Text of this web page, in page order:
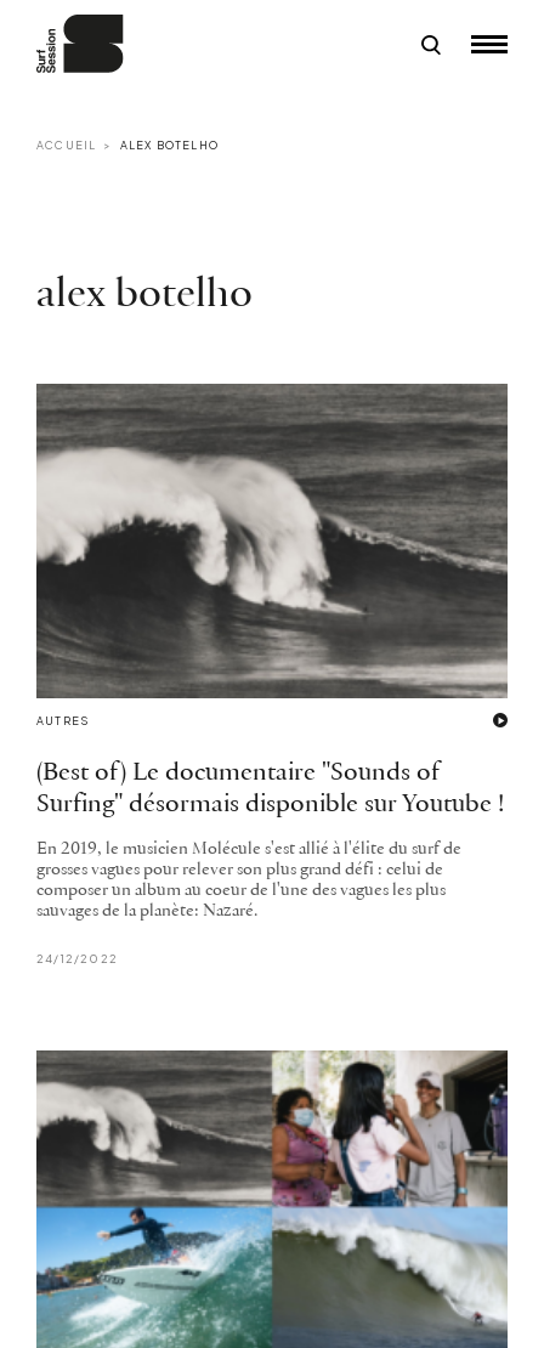
ACCUEIL ALEX BOTELHO
alex botelho
AUTRES
(Best of) Le documentaire "Sounds of
Surfing" désormais disponible sur Youtube !
En 2019, le musicien Molécule s'est allié à l'élite du surf de
grosses vagues pour relever son plus grand défi : celui de
composer un album au coeur de l'une des vagues les plus
sauvages de la planète: Nazaré.
24/12/2022